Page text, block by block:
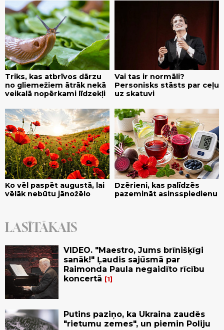
Triks, kas atbrīvos dārzu
no gliemežiem ātrāk nekā
veikalā nopērkami līdzekļi
Vai tas ir normāli?
Personisks stāsts par ceļu
uz skatuvi
Ko vēl paspēt augustā, lai
vēlāk nebūtu jānožēlo
Dzērieni, kas palīdzēs
pazemināt asinsspiedienu
LASĪTĀKAIS
VIDEO. "Maestro, Jums brīnišķīgi
sanāk!" Ļaudis sajūsmā par
Raimonda Paula negaidīto rīcību
koncertā
1
Putins paziņo, ka Ukraina zaudēs
"rietumu zemes", un piemin Poliju